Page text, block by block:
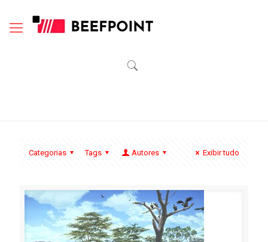
Categorias Tags Autores Exibir tudo